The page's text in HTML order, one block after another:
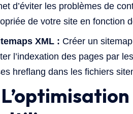
d’éviter les problèmes de
de votre site en fonction
XML : Créer un
l’indexation des pages par
hreflang dans les fichiers